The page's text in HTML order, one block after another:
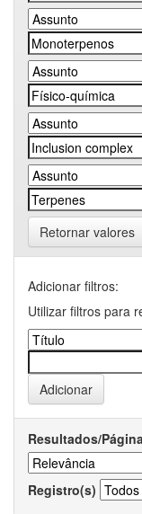
Retornar valores
Adicionar filtros:
Utilizar filtros para
Resultados/
Registro(s)